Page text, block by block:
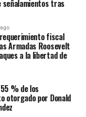
tras
fiscal
Armadas Roosevelt
a la libertad de
% de los
otorgado por Donald